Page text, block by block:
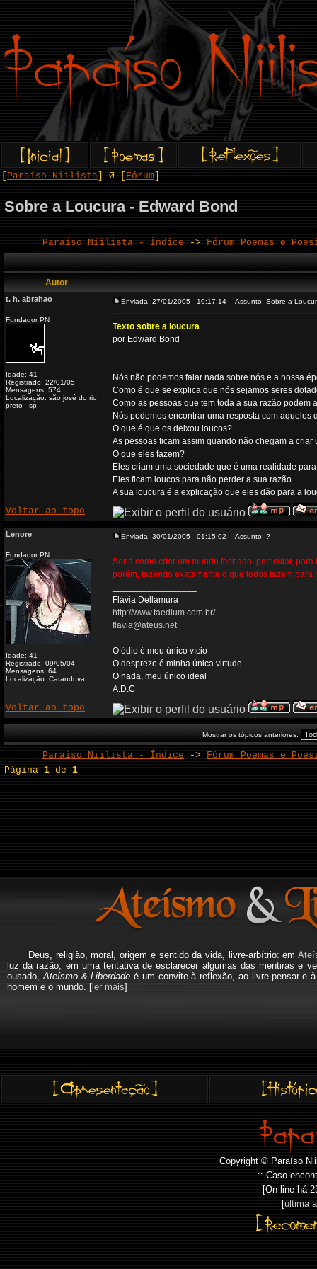
Paraíso Niilista ] Ø [ Fórum
Sobre a Loucura - Edward Bond
Paraíso Niilista - Índice -> Fórum Poemas e
Autor
t. h. abrahao
Fundador PN
Idade: 41
Registrado: 22/01/05
Mensagens: 574
Localização: são josé do rio
preto - sp
Enviada: 27/01/2005 - 10:17:14 Assunto: Sobre a
Texto sobre a loucura
por Edward Bond
Nós não podemos falar nada sobre nós e a nossa
Como é que se explica que nós sejamos seres
Como as pessoas que tem toda a sua razão
Nós podemos encontrar uma resposta com aqueles
O que é que os deixou loucos?
As pessoas ficam assim quando não chegam a
O que eles fazem?
Eles criam uma sociedade que é uma realidade
Eles ficam loucos para não perder a sua razão.
A sua loucura é a explicação que eles dão para a
Voltar ao topo
Lenore
Fundador PN
Idade: 41
Registrado: 09/05/04
Mensagens: 64
Localização: Catanduva
Enviada: 30/01/2005 - 01:15:02 Assunto: ?
Seria como criar um mundo fechado, particular,
porém, fazendo exatamente o que todos fazem
Flávia Dellamura
http://www.taedium.com.br/
flavia@ateus.net
O ódio é meu único vício
O desprezo é minha única virtude
O nada, meu único ideal
A.D.C
Voltar ao topo
Mostrar os tópicos anteriores:
Paraíso Niilista - Índice -> Fórum Poemas e
Página1 de1
Deus, religião, moral, origem e sentido da vida, livre-arbítrio: em
luz da razão, em uma tentativa de esclarecer algumas das mentiras e
ousado, Ateísmo & Liberdade é um convite à reflexão, ao livre-pensar e
homem e o mundo. [ler mais]
Copyright © Paraíso
:: Caso
[On-line há
[última